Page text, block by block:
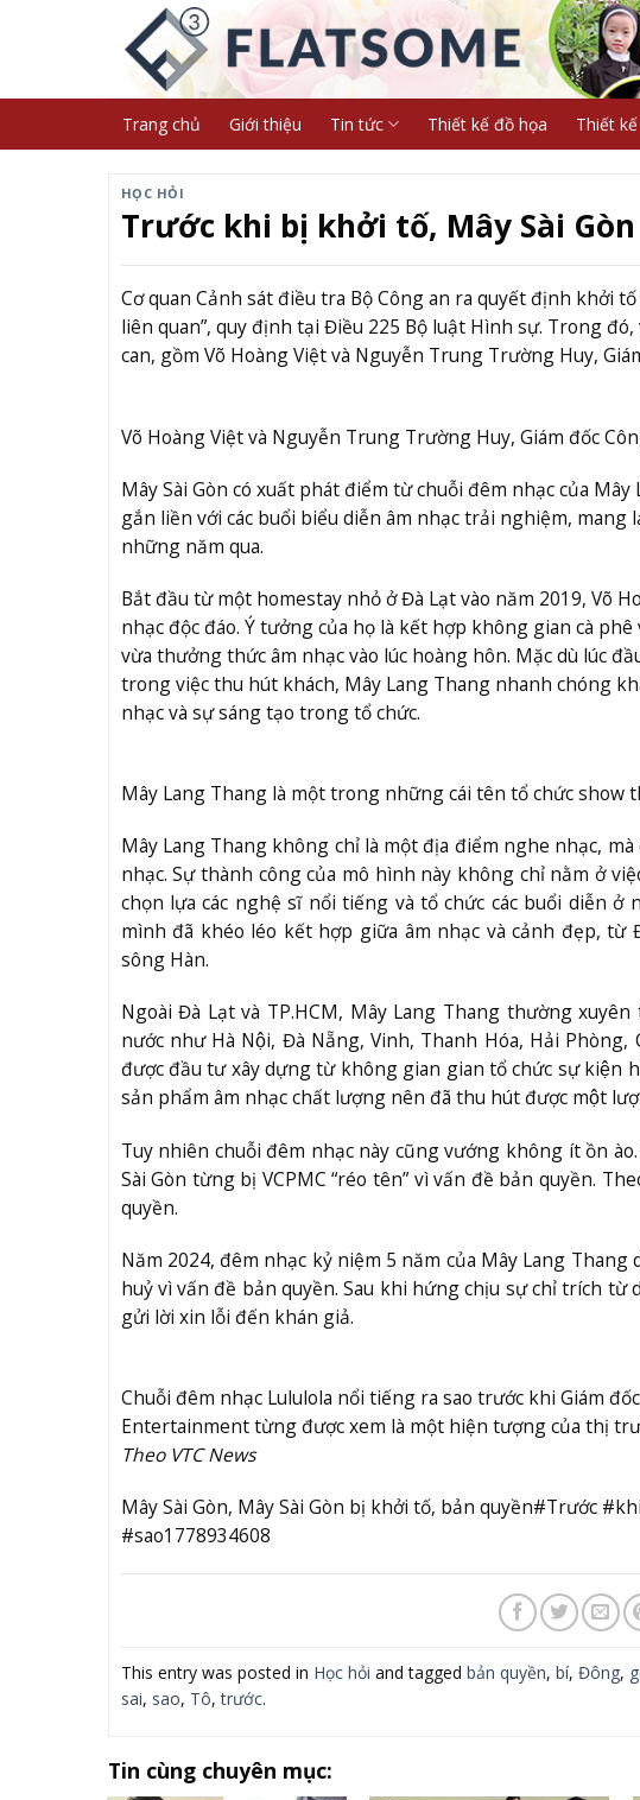
Trang chủ Giới thiệu Tin tức Thiết kế đồ họa Thiết
HỌC HỎI
Trước khi bị khởi tố, Mây Sài
Cơ quan Cảnh sát điều tra Bộ Công an ra quyết định khởi
liên quan”, quy định tại Điều 225 Bộ luật Hình sự. Trong
can, gồm Võ Hoàng Việt và Nguyễn Trung Trường Huy,
Võ Hoàng Việt và Nguyễn Trung Trường Huy, Giám đốc
Mây Sài Gòn có xuất phát điểm từ chuỗi đêm nhạc của
gắn liền với các buổi biểu diễn âm nhạc trải nghiệm, mang
những năm qua.
Bắt đầu từ một homestay nhỏ ở Đà Lạt vào năm 2019, Võ
nhạc độc đáo. Ý tưởng của họ là kết hợp không gian cà
vừa thưởng thức âm nhạc vào lúc hoàng hôn. Mặc dù lúc
trong việc thu hút khách, Mây Lang Thang nhanh chóng
nhạc và sự sáng tạo trong tổ chức.
Mây Lang Thang là một trong những cái tên tổ chức show
Mây Lang Thang không chỉ là một địa điểm nghe nhạc,
nhạc. Sự thành công của mô hình này không chỉ nằm ở
chọn lựa các nghệ sĩ nổi tiếng và tổ chức các buổi diễn ở
mình đã khéo léo kết hợp giữa âm nhạc và cảnh đẹp,
sông Hàn.
Ngoài Đà Lạt và TP.HCM, Mây Lang Thang thường
nước như Hà Nội, Đà Nẵng, Vinh, Thanh Hóa, Hải
được đầu tư xây dựng từ không gian gian tổ chức sự kiện
sản phẩm âm nhạc chất lượng nên đã thu hút được một
Tuy nhiên chuỗi đêm nhạc này cũng vướng không ít ồn
Sài Gòn từng bị VCPMC “réo tên” vì vấn đề bản quyền.
quyền.
Năm 2024, đêm nhạc kỷ niệm 5 năm của Mây Lang
huỷ vì vấn đề bản quyền. Sau khi hứng chịu sự chỉ trích
gửi lời xin lỗi đến khán giả.
Chuỗi đêm nhạc Lululola nổi tiếng ra sao trước khi Giám
Entertainment từng được xem là một hiện tượng của thị
Theo VTC News
Mây Sài Gòn, Mây Sài Gòn bị khởi tố, bản quyền#Trước
#sao1778934608
This entry was posted in Học hỏi and tagged bản quyền, bí, Đông,
sai, sao, Tô,trước.
Tin cùng chuyên mục: